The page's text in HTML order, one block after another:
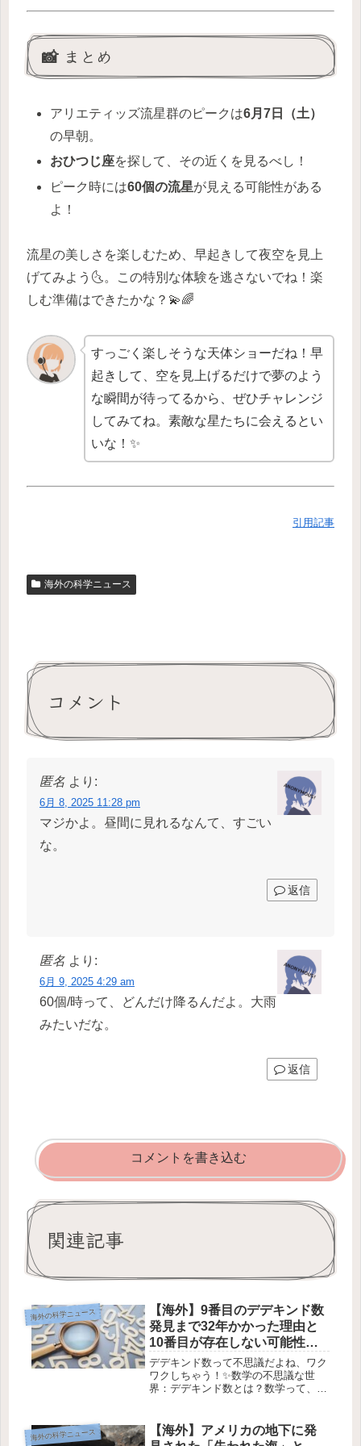
📸 まとめ
アリエティッズ流星群のピークは6月7日（土）
の早朝。
おひつじ座を探して、その近くを見るべし！
ピーク時には60個の流星が見える可能性がある
よ！
流星の美しさを楽しむため、早起きして夜空を見上
げてみよう🌜。この特別な体験を逃さないでね！楽
しむ準備はできたかな？💫🌈
すっごく楽しそうな天体ショーだね！早
起きして、空を見上げるだけで夢のよう
な瞬間が待ってるから、ぜひチャレンジ
してみてね。素敵な星たちに会えるとい
いな！✨
引用記事
海外の科学ニュース
コメント
匿名 より:
6月 8, 2025 11:28 pm
マジかよ。昼間に見れるなんて、すごい
な。
返信
匿名 より:
6月 9, 2025 4:29 am
60個/時って、どんだけ降るんだよ。大雨
みたいだな。
返信
コメントを書き込む
関連記事
海外の科学ニュース
【海外】9番目のデデキンド数
発見まで32年かかった理由と
10番目が存在しない可能性に
迫る！
デデキンド数って不思議だよね、ワク
ワクしちゃう！✨数学の不思議な世
界：デデキンド数とは？数学って、名
証明したのがリチャード・デデキンド
という、19世紀の偉大な数学者だった
海外の科学ニュース
【海外】アメリカの地下に発